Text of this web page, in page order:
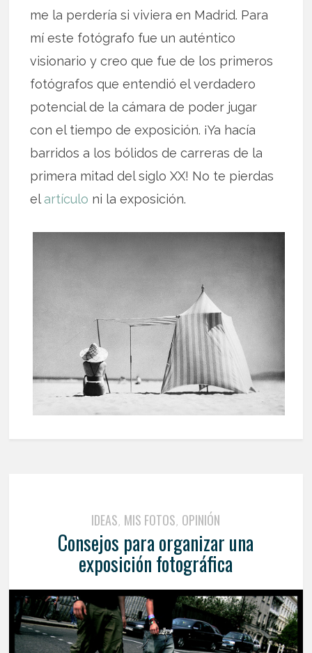
me la perdería si viviera en Madrid. Para
mí este fotógrafo fue un auténtico
visionario y creo que fue de los primeros
fotógrafos que entendió el verdadero
potencial de la cámara de poder jugar
con el tiempo de exposición. ¡Ya hacía
barridos a los bólidos de carreras de la
primera mitad del siglo XX! No te pierdas
el artículo ni la exposición.
IDEAS, MIS FOTOS, OPINIÓN
Consejos para organizar una
exposición fotográfica